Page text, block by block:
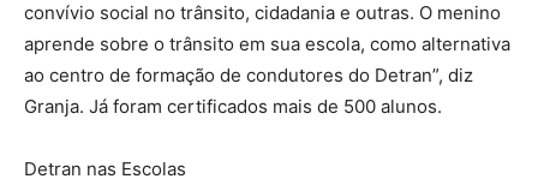
convívio social no trânsito, cidadania e outras. O menino
aprende sobre o trânsito em sua escola, como alternativa
ao centro de formação de condutores do Detran”, diz
Granja. Já foram certificados mais de 500 alunos.
Detran nas Escolas